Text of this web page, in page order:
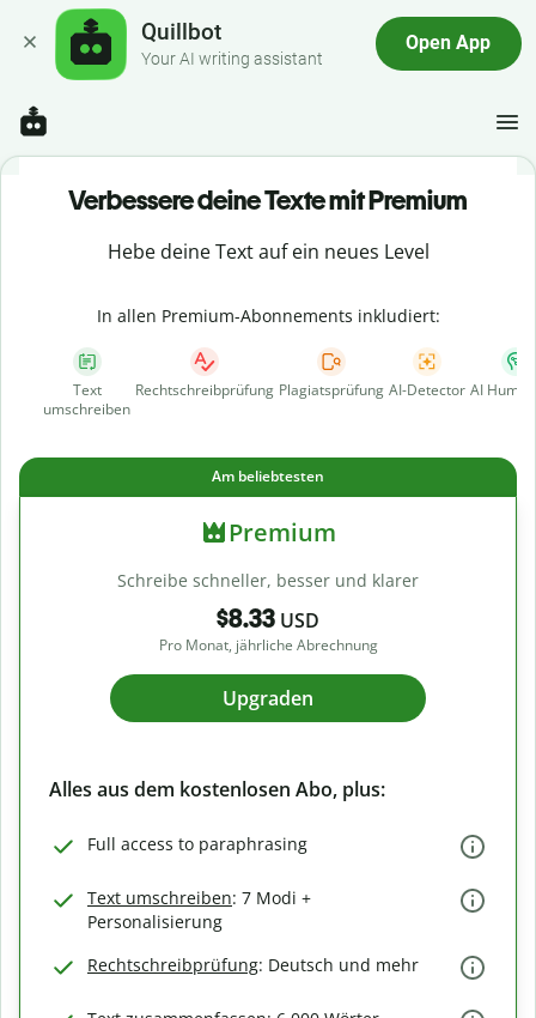
Quillbot
Your AI writing assistant
Open App
Verbessere deine Texte mit Premium
Hebe deine Text auf ein neues Level
In allen Premium-Abonnements inkludiert:
Text
umschreiben
Rechtschreibprüfung Plagiatsprüfung AI-Detector AI
Am beliebtesten
Premium
Schreibe schneller, besser und klarer
$8.33 USD
Pro Monat, jährliche Abrechnung
Upgraden
Alles aus dem kostenlosen Abo, plus:
Full access to paraphrasing
Text umschreiben: 7 Modi +
Personalisierung
Rechtschreibprüfung: Deutsch und mehr